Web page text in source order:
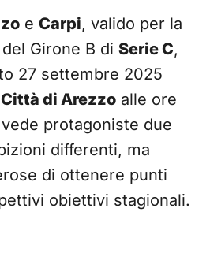
e Carpi, valido per la
Girone B di Serie C,
27 settembre 2025
Città di Arezzo alle ore
vede protagoniste due
differenti, ma
di ottenere punti
obiettivi stagionali.